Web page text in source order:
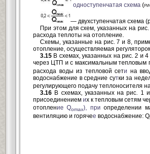
одноступенчатая схема
— двухступенчатая схема
При этом для схем, указанных на
расхода теплоты на отопление.
Схемы, указанные на рис. 7 и 8,
отопление, осуществляемая
3.15 В схемах, указанных на рис. 2 и
через ЦТП и с максимальным тепловым
расхода воды из тепловой сети на
водоснабжение в средние сутки за
регулирующего подачу теплоносителя
3.16 В схемах, указанных на рис. 1
присоединениемих к тепловым сетям
отопление Qomax), при определении
вентиляцию и горячее водоснабжение: Q